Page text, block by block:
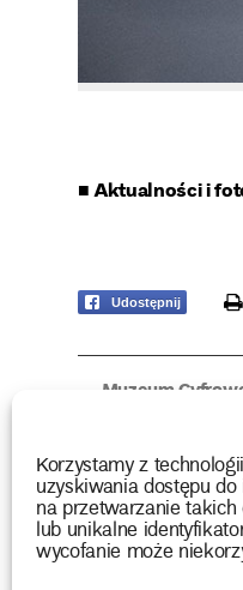
Korzystamy z
uzyskiwania dostępu
na przetwarzanie
lub unikalne
wycofanie może
■ Aktualności i
Udostępnij print
Muzeum
Użyczenia obiektów
Biblioteka
Wydawnictwo
Multimedia